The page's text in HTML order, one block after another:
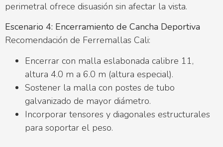
perimetral ofrece disuasión sin afectar la vista.
Escenario 4: Encerramiento de Cancha Deportiva
Recomendación de Ferremallas Cali:
Encerrar con malla eslabonada calibre 11,
altura 4.0 m a 6.0 m (altura especial).
Sostener la malla con postes de tubo
galvanizado de mayor diámetro.
Incorporar tensores y diagonales estructurales
para soportar el peso.